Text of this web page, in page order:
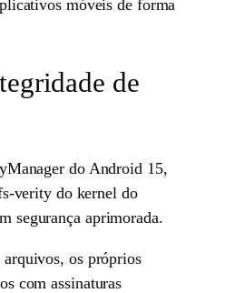
móveis de forma
de
do Android 15,
verity do kernel do
segurança aprimorada.
os próprios
com assinaturas